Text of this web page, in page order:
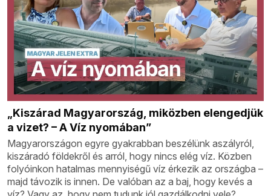
„Kiszárad Magyarország, miközben elengedjük
a vizet? – A Víz nyomában”
Magyarországon egyre gyakrabban beszélünk aszályról,
kiszáradó földekről és arról, hogy nincs elég víz. Közben
folyóinkon hatalmas mennyiségű víz érkezik az országba –
majd távozik is innen. De valóban az a baj, hogy kevés a